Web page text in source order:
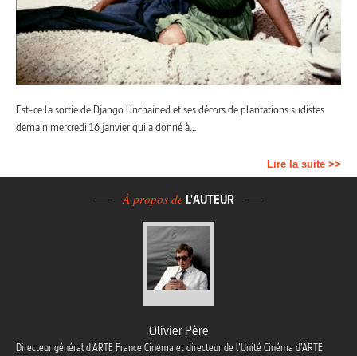
Est-ce la sortie de Django Unchained et ses décors de plantations sudistes
demain mercredi 16 janvier qui a donné à…
Lire la suite >>
À propos de L'AUTEUR
Olivier Père
Directeur général d’ARTE France Cinéma et directeur de l’Unité Cinéma d’ARTE